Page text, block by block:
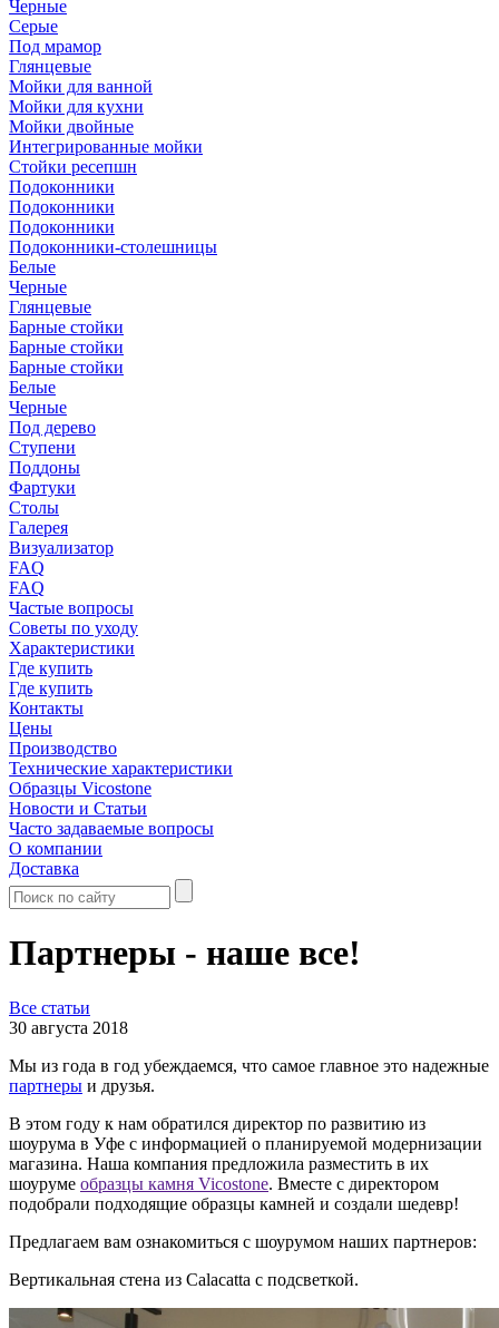
Черные
Серые
Под мрамор
Глянцевые
Мойки для ванной
Мойки для кухни
Мойки двойные
Интегрированные мойки
Стойки ресепшн
Подоконники
Подоконники
Подоконники
Подоконники-столешницы
Белые
Черные
Глянцевые
Барные стойки
Барные стойки
Барные стойки
Белые
Черные
Под дерево
Ступени
Поддоны
Фартуки
Столы
Галерея
Визуализатор
FAQ
FAQ
Частые вопросы
Советы по уходу
Характеристики
Где купить
Где купить
Контакты
Цены
Производство
Технические характеристики
Образцы Vicostone
Новости и Статьи
Часто задаваемые вопросы
О компании
Доставка
Партнеры - наше все!
Все статьи
30 августа 2018
Мы из года в год убеждаемся, что самое главное это надежные
партнеры и друзья.
В этом году к нам обратился директор по развитию из
шоурума в Уфе с информацией о планируемой модернизации
магазина. Наша компания предложила разместить в их
шоуруме образцы камня Vicostone. Вместе с директором
подобрали подходящие образцы камней и создали шедевр!
Предлагаем вам ознакомиться с шоурумом наших партнеров:
Вертикальная стена из Calacatta с подсветкой.